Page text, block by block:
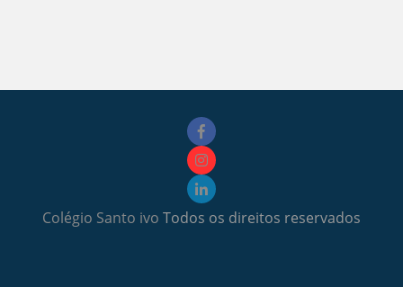
Colégio Santo ivo Todos os direitos reservados